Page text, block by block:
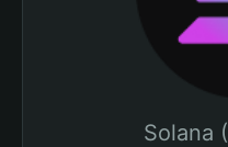
Solana